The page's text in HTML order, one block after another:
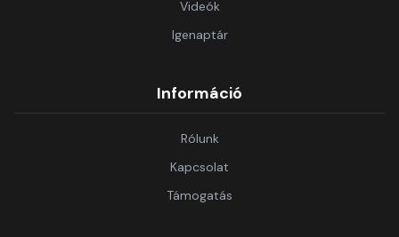
Videók
Igenaptár
Információ
Rólunk
Kapcsolat
Támogatás